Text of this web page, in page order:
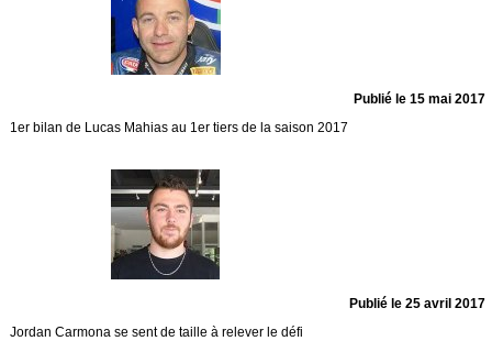
Publié le 15 mai 2017
1er bilan de Lucas Mahias au 1er tiers de la saison 2017
Publié le 25 avril 2017
Jordan Carmona se sent de taille à relever le défi